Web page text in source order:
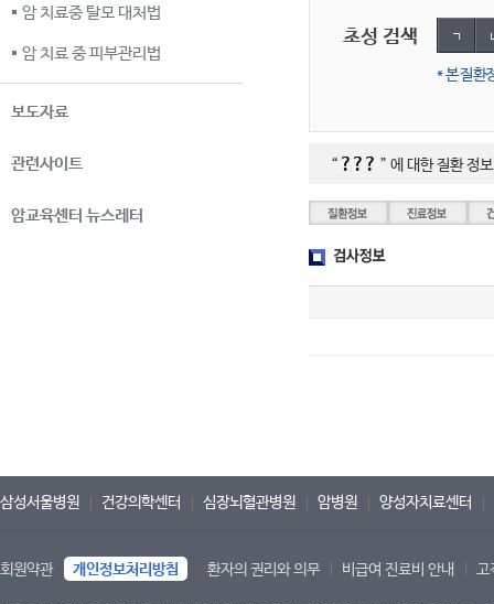
암 치료중 탈모 대처법
암 치료 중 피부관리법
보도자료
관련사이트
암교육센터 뉴스레터
초성 검색 ㄱ
* 본 질환
“ ??? ” 에 대한 질환 정
삼성서울병원 건강의학센터 심장뇌혈관병원 암병원 양성자치료센터
회원약관 개인정보처리방침 환자의 권리와 의무 비급여 진료비 안내 고